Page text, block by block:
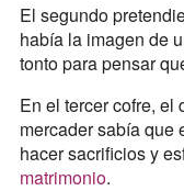
El segundo
había la imagen de
tonto para pensar
En el tercer cofre, el
mercader sabía que
hacer sacrificios y
matrimonio.